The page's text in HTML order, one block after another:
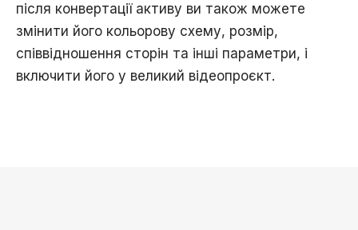
після конвертації активу ви також можете
змінити його кольорову схему, розмір,
співвідношення сторін та інші параметри, і
включити його у великий відеопроєкт.